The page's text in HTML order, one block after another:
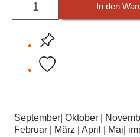
In den
September| Oktober |
Februar | März | April | Mai|